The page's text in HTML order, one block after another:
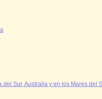
Sur, Australia y en los Mares del